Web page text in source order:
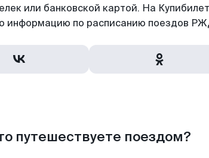
или банковской картой. На
информацию по расписанию поездов
путешествуете поездом?